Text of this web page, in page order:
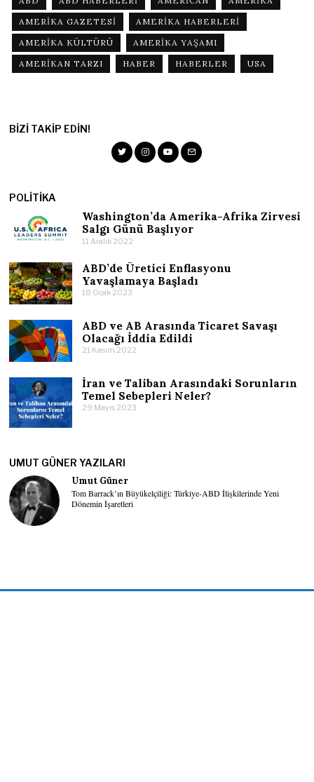
AMERIKA GAZETESI
AMERIKA HABERLERI
AMERIKA KÜLTÜRÜ
AMERIKA YAŞAMI
AMERIKAN TARZI
HABER HABERLER USA
BIZI TAKIP EDIN!
POLITIKA
Washington’da Amerika-Afrika Zirvesi
Salgı Günü Başlıyor
11 Aralık 2022
ABD’de Üretici Enflasyonu
Yavaşlamaya Başladı
18 Ocak 2023
ABD ve AB Arasında Ticaret Savaşı
Olacağı İddia Edildi
21 Kasım 2022
İran ve Taliban Arasındaki Sorunların
Temel Sebepleri Neler?
29 Mayıs 2023
UMUT GÜNER YAZILARI
Umut Güner
Tom Barrack’ın Büyükelçiliği: Türkiye-ABD İlişkilerinde Yeni
Dönemin İşaretleri